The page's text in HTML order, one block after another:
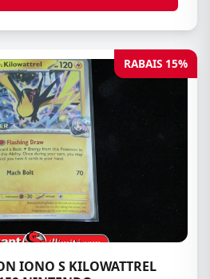
RABAIS 15%
IONO S KILOWATTREL